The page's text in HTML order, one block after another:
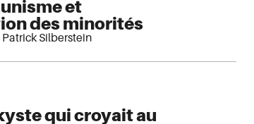
et
des minorités
Patrick Silberstein
qui croyait au